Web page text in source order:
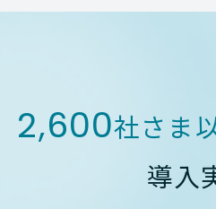
2,600社さま
導入